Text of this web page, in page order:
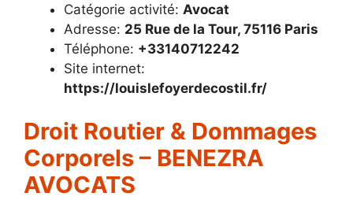
Catégorie activité: Avocat
Adresse: 25 Rue de la Tour, 75116 Paris
Téléphone: +33140712242
Site internet:
https://louislefoyerdecostil.fr/
Droit Routier & Dommages
Corporels – BENEZRA
AVOCATS